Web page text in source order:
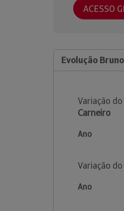
ACESSO
Evolução
Variação
Carneiro
Ano
Variação
Ano